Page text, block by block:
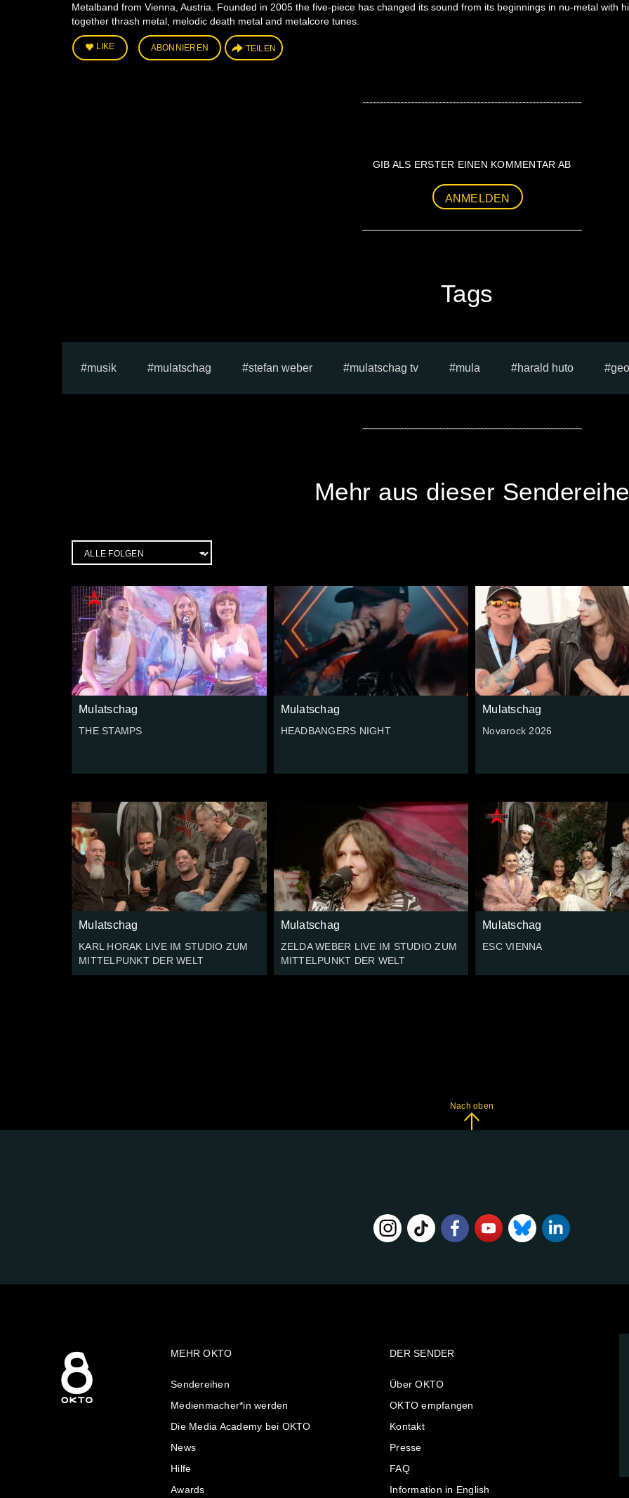
Metalband from Vienna, Austria. Founded in 2005 the five-piece has changed its sound from its beginnings in nu-metal with
together thrash metal, melodic death metal and metalcore tunes.
LIKE ABONNIEREN TEILEN
GIB ALS ERSTER EINEN KOMMENTAR AB
ANMELDEN
Tags
musik mulatschag stefan weber mulatschag tv mula harald huto
Mehr aus dieser Sendereihe
Mulatschag
THE STAMPS
Mulatschag
HEADBANGERS NIGHT
Mulatschag
Novarock 2026
Mulatschag
KARL HORAK LIVE IM STUDIO ZUM
MITTELPUNKT DER WELT
Mulatschag
ZELDA WEBER LIVE IM STUDIO ZUM
MITTELPUNKT DER WELT
Mulatschag
ESC VIENNA
Nach oben
MEHR OKTO
Sendereihen
Medienmacher*in werden
Die Media Academy bei OKTO
News
Hilfe
Awards
DER SENDER
Über OKTO
OKTO empfangen
Kontakt
Presse
FAQ
Information in English